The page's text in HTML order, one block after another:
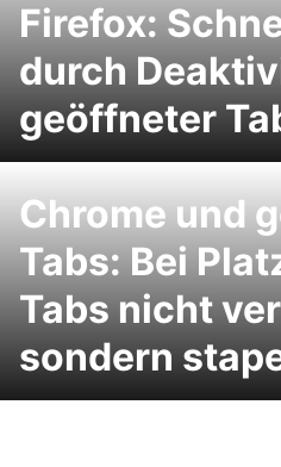
Firefox:
durch
geöffneter
Chrome und
Tabs: Bei
Tabs nicht
sondern